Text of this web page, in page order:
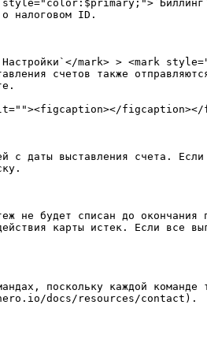
о налоговом ID.
mark> > <mark
счетов также
alt=""><figcaption></
даты выставления счета.
не будет списан до
карты истек. Если все
поскольку каждой